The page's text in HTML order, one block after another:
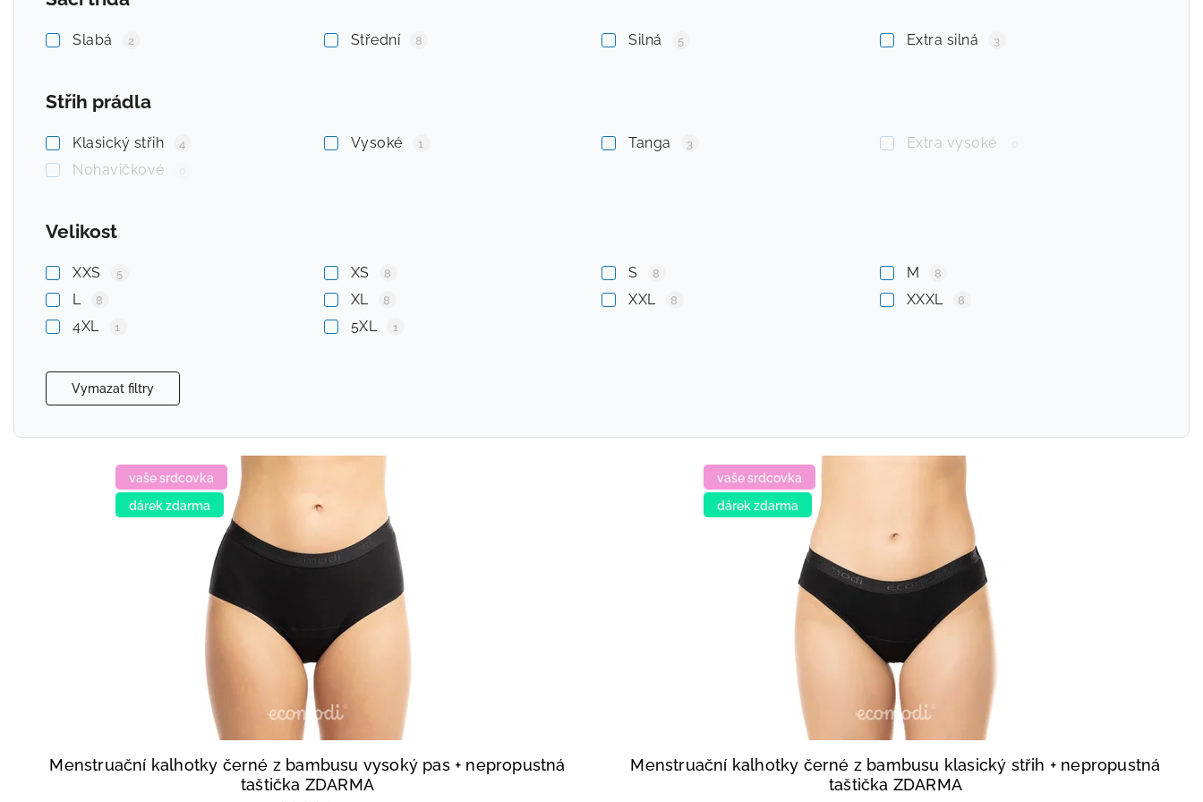
Slabá 2 Střední 8 Silná 5 Extra silná 3
Střih prádla
Klasický střih 4 Vysoké 1 Tanga 3 Extra vysoké
Nohavičkové
Velikost
XXS 5 XS 8 S 8 M 8
L 8 XL 8 XXL 8 XXXL 8
4XL 1 5XL 1
Vymazat filtry
vaše srdcovka
dárek zdarma
Menstruační kalhotky černé z bambusu vysoký pas + nepropustná
taštička ZDARMA
vaše srdcovka
dárek zdarma
Menstruační kalhotky černé z bambusu klasický střih + nepropustná
taštička ZDARMA